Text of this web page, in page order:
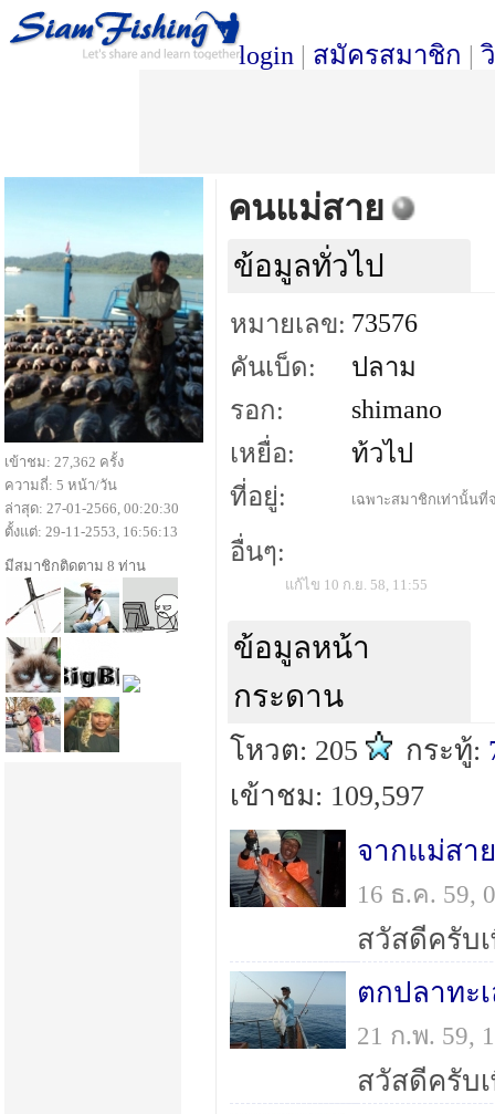
login | สมัครสมาชิก |
คนแม่สาย
ข้อมูลทั่วไป
หมายเลข: 73576
คันเบ็ด:
ปลาม
รอก:
shimano
เหยื่อ:
ท้วไป
ที่อยู่:
เฉพาะสมาชิกเท่านั้นที่
อื่นๆ:
แก้ไข 10 ก.ย. 58, 11:55
ข้อมูลหน้า
กระดาน
โหวต: 205 กระทู้:
เข้าชม: 109,597
16 ธ.ค. 59,
ตกปลาทะ
21 ก.พ. 59,
เข้าชม: 27,362 ครั้ง
ความถี่: 5 หน้า/วัน
ล่าสุด: 27-01-2566, 00:20:30
ตั้งแต่: 29-11-2553, 16:56:13
มีสมาชิกติดตาม 8 ท่าน